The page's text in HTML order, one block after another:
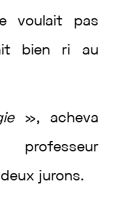
voulait pas
bien ri au
», acheva
professeur
deux jurons.